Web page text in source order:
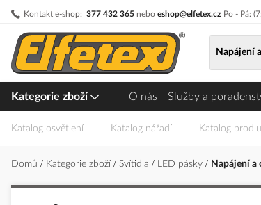
Kontakt e-shop: 377 432 365 nebo eshop@elfetex.cz Po - Pá:
Přejít
obsah
Napájení
Kategorie zboží O nás Služby a
Katalog osvětlení Katalog nářadí Katalog
Domů Kategorie zboží Svítidla LED pásky Napájení a